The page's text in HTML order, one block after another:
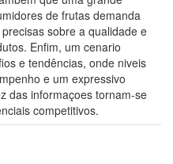
de frutas demanda
sobre a qualidade e
Enfim, um cenario
e tendências, onde niveis
e um expressivo
das informaçoes tornam-se
competitivos.